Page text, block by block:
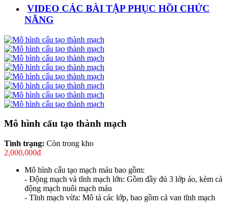
VIDEO CÁC BÀI TẬP PHỤC HỒI CHỨC
NĂNG
Mô hình cấu tạo thành mạch
Tình trạng: Còn trong kho
2,000,000đ
Mô hình cấu tạo mạch máu bao gồm:
- Động mạch và tĩnh mạch lớn: Gồm đầy đủ 3 lớp áo, kèm cả
động mạch nuôi mạch máu
- Tĩnh mạch vừa: Mô tả các lớp, bao gồm cả van tĩnh mạch